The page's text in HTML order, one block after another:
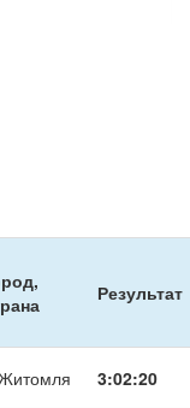
Результат
3:02:20